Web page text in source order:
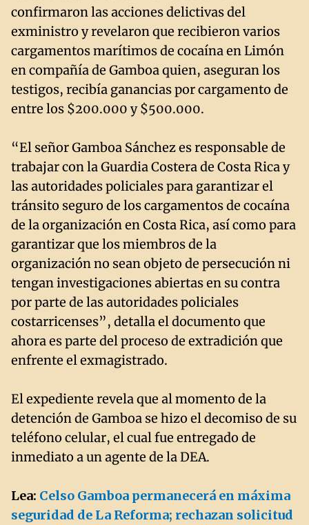
confirmaron las acciones delictivas del
exministro y revelaron que recibieron varios
cargamentos marítimos de cocaína en Limón
en compañía de Gamboa quien, aseguran los
testigos, recibía ganancias por cargamento de
entre los $200.000 y $500.000.
“El señor Gamboa Sánchez es responsable de
trabajar con la Guardia Costera de Costa Rica y
las autoridades policiales para garantizar el
tránsito seguro de los cargamentos de cocaína
de la organización en Costa Rica, así como para
garantizar que los miembros de la
organización no sean objeto de persecución ni
tengan investigaciones abiertas en su contra
por parte de las autoridades policiales
costarricenses”, detalla el documento que
ahora es parte del proceso de extradición que
enfrente el exmagistrado.
El expediente revela que al momento de la
detención de Gamboa se hizo el decomiso de su
teléfono celular, el cual fue entregado de
inmediato a un agente de la DEA.
Lea: Celso Gamboa permanecerá en máxima
seguridad de La Reforma; rechazan solicitud